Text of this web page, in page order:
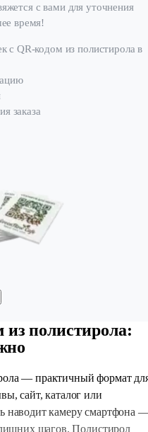
с вами для уточнения
время!
с QR-кодом из полистирола в
заказа
полистирола:
— практичный формат
сайт, каталог или
наводит камеру смартфона
шагов. Полистирол